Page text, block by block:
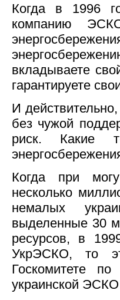
Когда в 1996
компанию
вкладываете
гарантируете
И
без чужой
риск. Какие
Когда при
несколько
немалых
выделенные 30
ресурсов, в
УкрЭСКО, то
Госкомитете
украинской